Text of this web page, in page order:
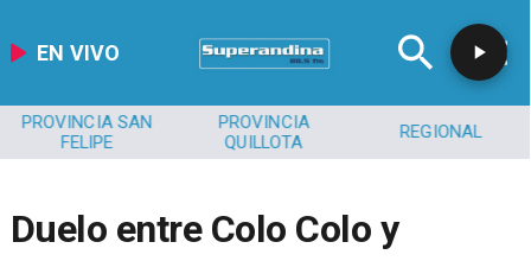
EN VIVO
PROVINCIA SAN
FELIPE
PROVINCIA
QUILLOTA
REGIONAL
Duelo entre Colo Colo y